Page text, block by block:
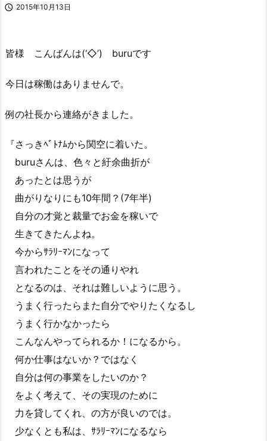
 2015年10月13日
皆様 こんばんは(‘◇’)ゞburuです
今日は稼働はありませんで。
例の社長から連絡がきました。
『さっきﾍﾞﾄﾅﾑから関空に着いた。
buruさんは、色々と紆余曲折が
あったとは思うが
曲がりなりにも10年間？(7年半)
自分の才覚と裁量でお金を稼いで
生きてきたんよね。
今からｻﾗﾘｰﾏﾝになって
言われたことをその通りやれ
となるのは、それは難しいように思う。
うまく行ったらまた自分でやりたくなるし
うまく行かなかったら
こんなんやってられるか！になるから。
何か仕事はないか？ではなく
自分は何の事業をしたいのか？
をよく考えて、その実現のために
力を貸してくれ、の方が良いのでは。
少なくとも私は、ｻﾗﾘｰﾏﾝになるなら